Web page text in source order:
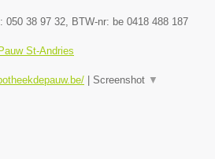
050 38 97 32, BTW-nr: be 0418 488 187
St-Andries
Screenshot ▼